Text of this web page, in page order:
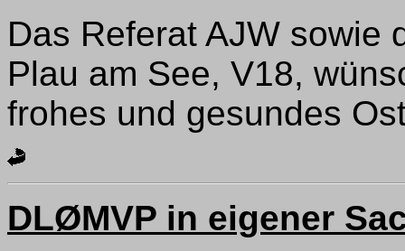
Das Referat AJW sowie
Plau am See, V18,
frohes und gesundes
DLØMVP in eigener